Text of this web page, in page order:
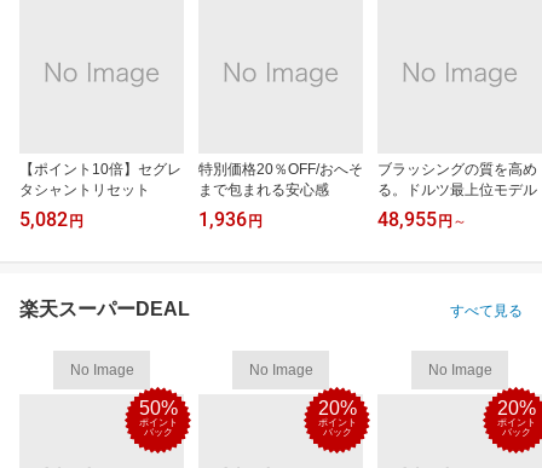
【ポイント10倍】セグレ
タシャントリセット
5,082 円
特別価格20％OFF/おへそ
まで包まれる安心感
1,936 円
ブラッシングの質を高め
る。ドルツ最上位モデル
48,955 円 ～
楽天スーパーDEAL すべて見る
No Image
50%
ポイント
バック
No Image
20%
ポイント
バック
No Image
20%
ポイント
バック